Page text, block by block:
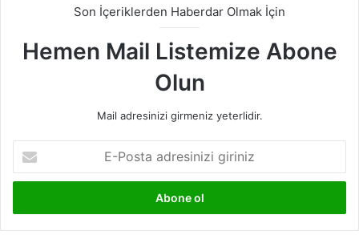
Son İçeriklerden Haberdar Olmak İçin
Hemen Mail Listemize Abone
Olun
Mail adresinizi girmeniz yeterlidir.
Posta
adresinizi